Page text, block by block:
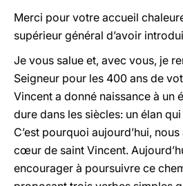
Merci pour votre accueil
supérieur général d’avoir
Je vous salue et, avec vous, je
Seigneur pour les 400 ans de
Vincent a donné naissance à un
dure dans les siècles: un élan
C’est pourquoi aujourd’hui,
cœur de saint Vincent.
encourager à poursuivre ce